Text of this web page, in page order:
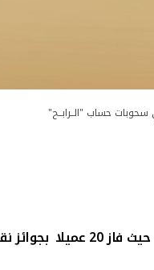
حساب "الــرابــح"
حيث فاز20عميلا بجوائز